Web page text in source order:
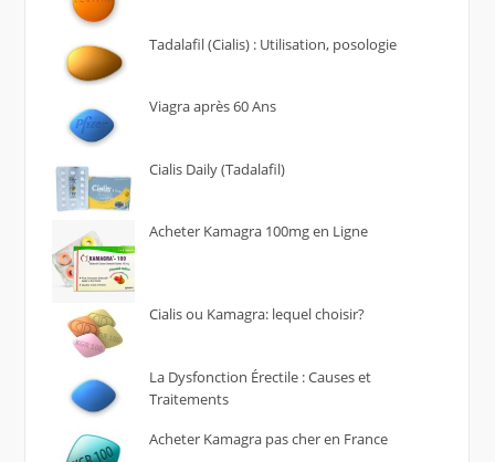
Tadalafil (Cialis) : Utilisation, posologie
Viagra après 60 Ans
Cialis Daily (Tadalafil)
Acheter Kamagra 100mg en Ligne
Cialis ou Kamagra: lequel choisir?
La Dysfonction Érectile : Causes et
Traitements
Acheter Kamagra pas cher en France